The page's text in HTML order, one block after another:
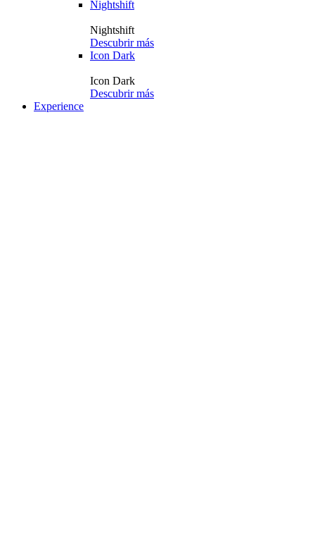
Nightshift
Nightshift
Descubrir más
Icon Dark
Icon Dark
Descubrir más
Experience